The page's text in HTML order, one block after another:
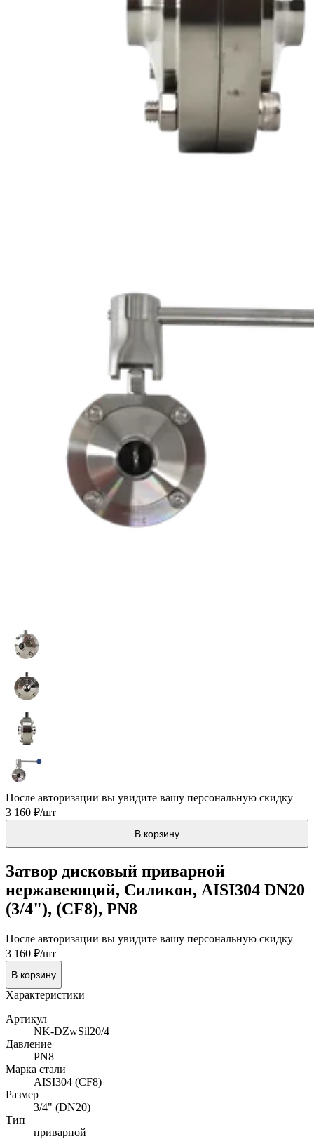
После авторизации вы увидите вашу персональную скидку
3 160 ₽/шт
В корзину
Затвор дисковый приварной
нержавеющий, Силикон, AISI304 DN20
(3/4"), (CF8), PN8
После авторизации вы увидите вашу персональную скидку
3 160 ₽/шт
В корзину
Характеристики
Артикул
NK-DZwSil20/4
Давление
PN8
Марка стали
AISI304 (CF8)
Размер
3/4" (DN20)
Тип
приварной